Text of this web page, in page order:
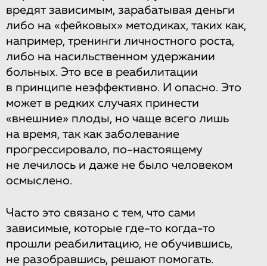
вредят зависимым, зарабатывая деньги
либо на «фейковых» методиках, таких как,
например, тренинги личностного роста,
либо на насильственном удержании
больных. Это все в реабилитации
в принципе неэффективно. И опасно. Это
может в редких случаях принести
«внешние» плоды, но чаще всего лишь
на время, так как заболевание
прогрессировало, по-настоящему
не лечилось и даже не было человеком
осмыслено.
Часто это связано с тем, что сами
зависимые, которые где-то когда-то
прошли реабилитацию, не обучившись,
не разобравшись, решают помогать.